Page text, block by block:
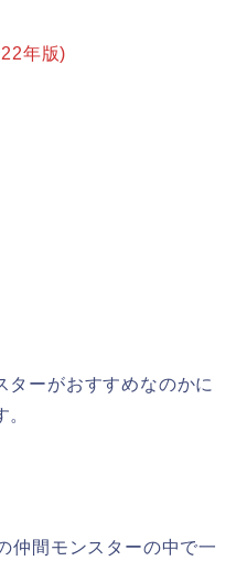
年版)
ターがおすすめなのかに
仲間モンスターの中で一